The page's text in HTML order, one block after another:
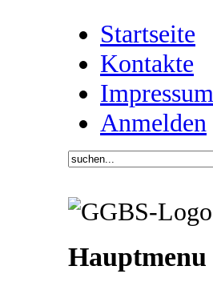
Startseite
Kontakte
Impressum
Anmelden
Hauptmenu